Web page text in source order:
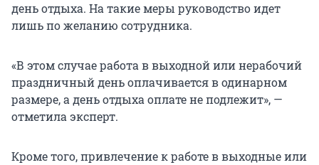
день отдыха. На такие меры руководство идет
лишь по желанию сотрудника.
«В этом случае работа в выходной или нерабочий
праздничный день оплачивается в одинарном
размере, а день отдыха оплате не подлежит», —
отметила эксперт.
Кроме того, привлечение к работе в выходные или